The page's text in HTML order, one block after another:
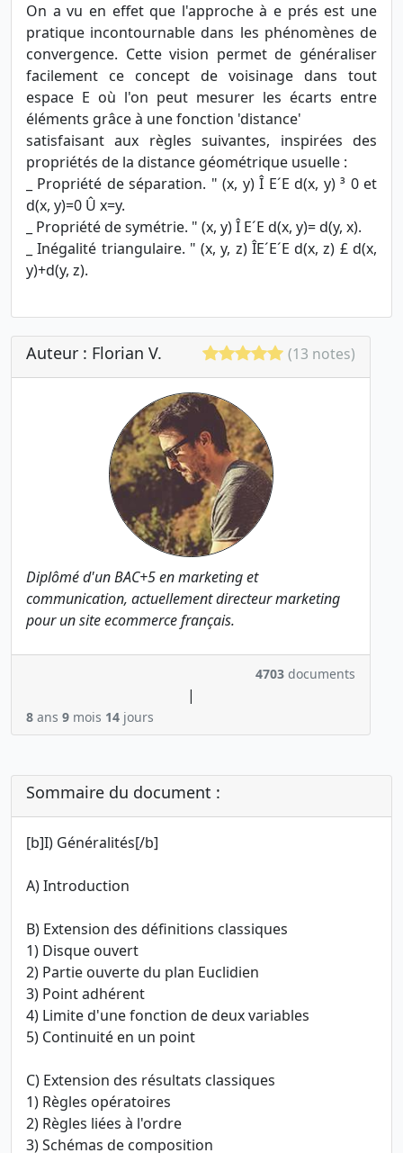
On a vu en effet que l'approche à e prés est une
pratique incontournable dans les phénomènes de
convergence. Cette vision permet de généraliser
facilement ce concept de voisinage dans tout
espace E où l'on peut mesurer les écarts entre
éléments grâce à une fonction 'distance'
satisfaisant aux règles suivantes, inspirées des
propriétés de la distance géométrique usuelle :
_ Propriété de séparation. " (x, y) Î E´E d(x, y) ³ 0 et
d(x, y)=0 Û x=y.
_ Propriété de symétrie. " (x, y) Î E´E d(x, y)= d(y, x).
_ Inégalité triangulaire. " (x, y, z) ÎE´E´E d(x, z) £ d(x,
y)+d(y, z).
Auteur : Florian V. (13 notes)
Diplômé d'un BAC+5 en marketing et
communication, actuellement directeur marketing
pour un site ecommerce français.
4703 documents
|
8 ans 9 mois 14 jours
Sommaire du document :
[b]I) Généralités[/b]
A) Introduction
B) Extension des définitions classiques
1) Disque ouvert
2) Partie ouverte du plan Euclidien
3) Point adhérent
4) Limite d'une fonction de deux variables
5) Continuité en un point
C) Extension des résultats classiques
1) Règles opératoires
2) Règles liées à l'ordre
3) Schémas de composition